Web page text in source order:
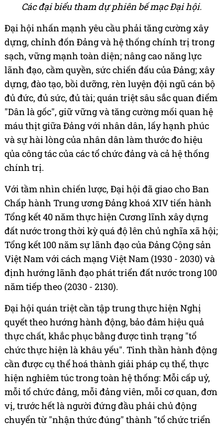
Các đại biểu tham dự phiên bế mạc Đại hội.
Đại hội nhấn mạnh yêu cầu phải tăng cường xây
dựng, chỉnh đốn Đảng và hệ thống chính trị trong
sạch, vững mạnh toàn diện; nâng cao năng lực
lãnh đạo, cầm quyền, sức chiến đấu của Đảng; xây
dựng, đào tạo, bồi dưỡng, rèn luyện đội ngũ cán bộ
đủ đức, đủ sức, đủ tài; quán triệt sâu sắc quan điểm
"Dân là gốc", giữ vững và tăng cường mối quan hệ
máu thịt giữa Đảng với nhân dân, lấy hạnh phúc
và sự hài lòng của nhân dân làm thước đo hiệu
qủa công tác của các tổ chức đảng và cả hệ thống
chính trị.
Với tầm nhìn chiến lược, Đại hội đã giao cho Ban
Chấp hành Trung ương Đảng khoá XIV tiến hành
Tổng kết 40 năm thực hiện Cương lĩnh xây dựng
đất nước trong thời kỳ quá độ lên chủ nghĩa xã hội;
Tổng kết 100 năm sự lãnh đạo của Đảng Cộng sản
Việt Nam với cách mạng Việt Nam (1930 - 2030) và
định hướng lãnh đạo phát triển đất nước trong 100
năm tiếp theo (2030 - 2130).
Đại hội quán triệt cần tập trung thực hiện Nghị
quyết theo hướng hành động, bảo đảm hiệu quả
thực chất, khắc phục bằng được tình trạng "tổ
chức thực hiện là khâu yếu". Tinh thần hành động
cần được cụ thể hoá thành giải pháp cụ thể, thực
hiện nghiêm túc trong toàn hệ thống: Mỗi cấp uỷ,
mỗi tổ chức đảng, mỗi đảng viên, mỗi cơ quan, đơn
vị, trước hết là người đứng đầu phải chủ động
chuyển từ "nhận thức đúng" thành "tổ chức triển